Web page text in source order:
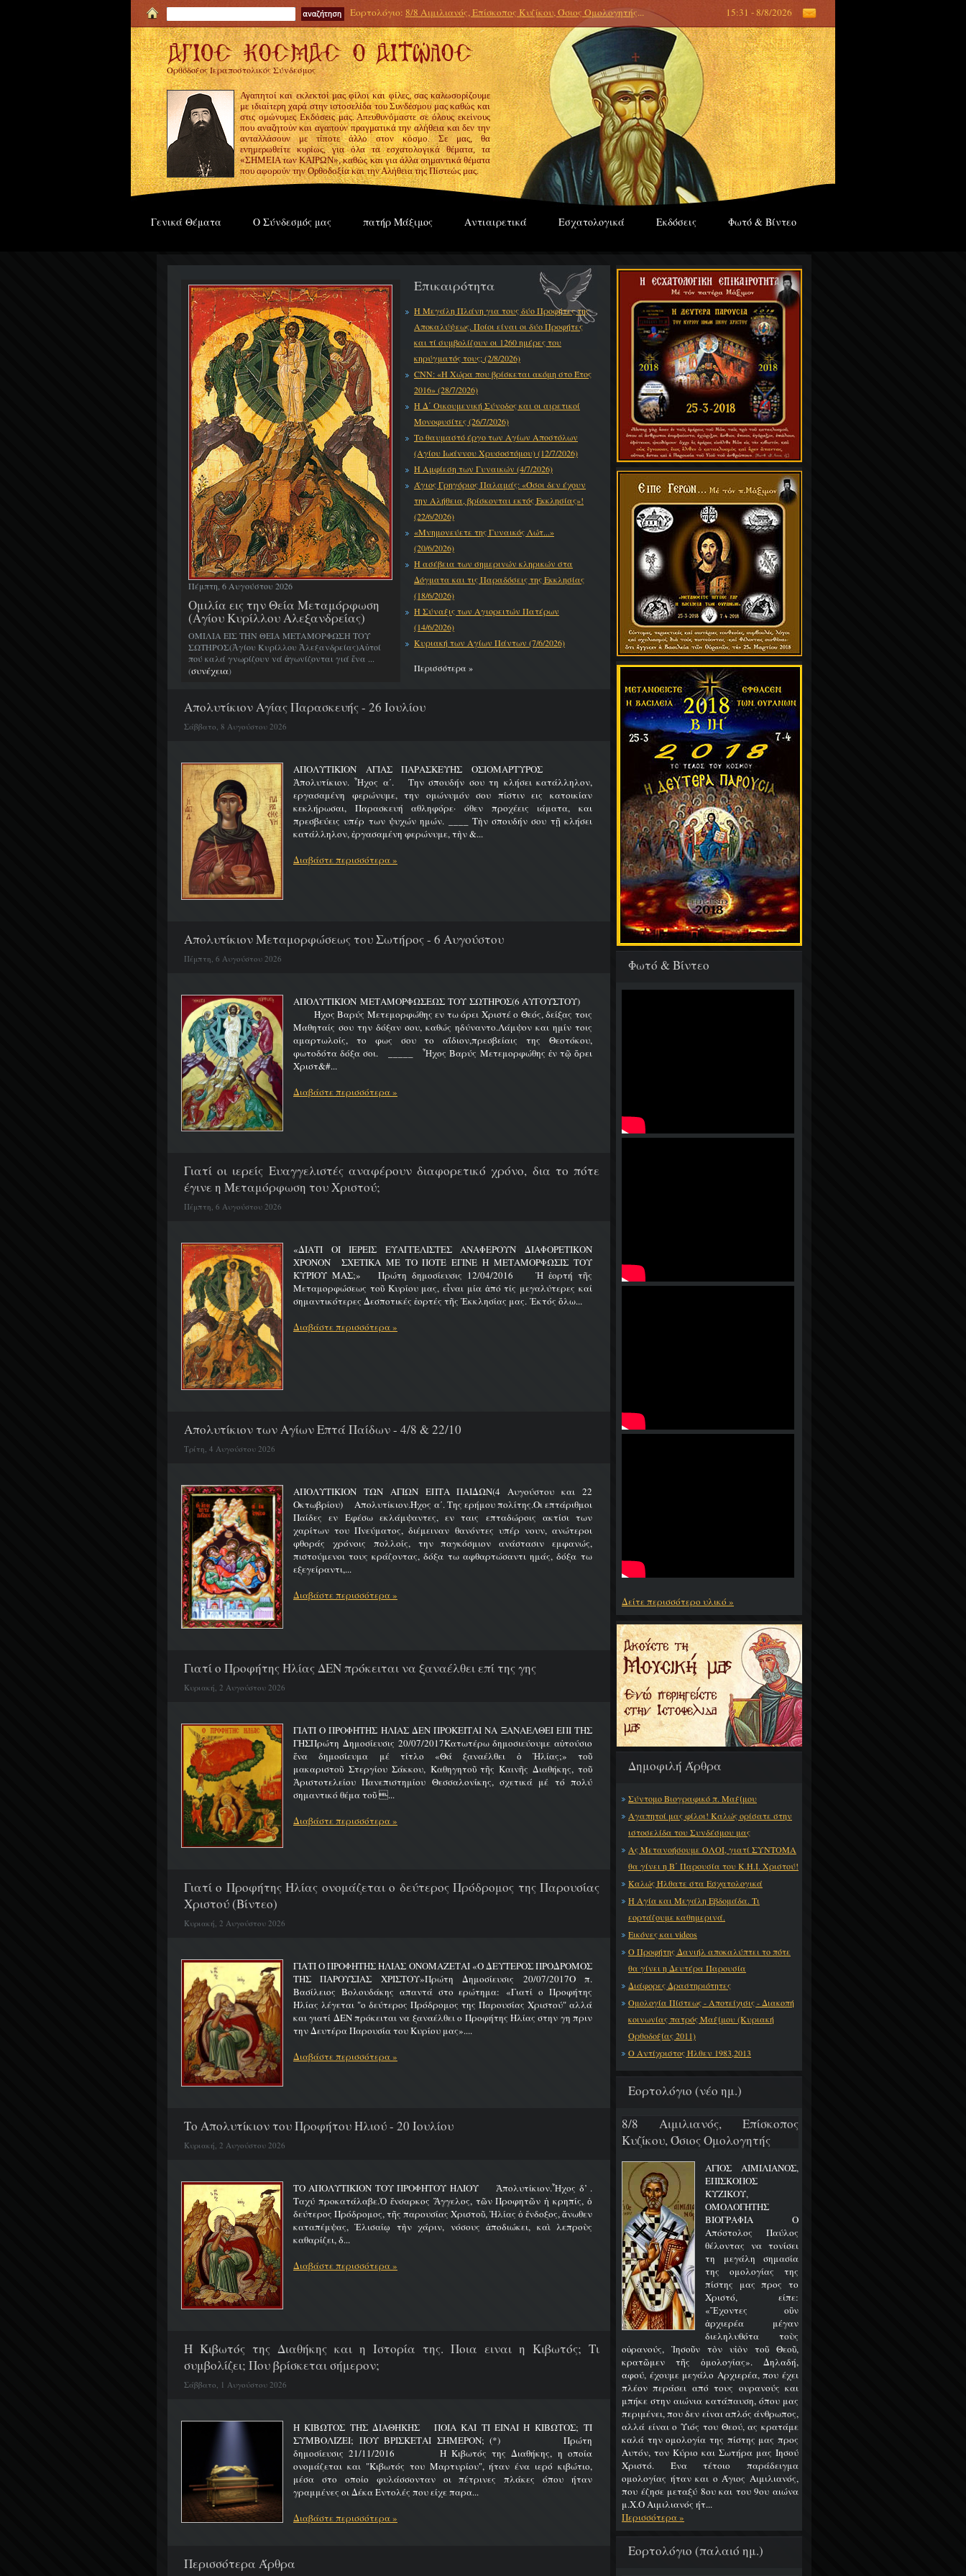
Εορτολόγιο: 8/8 Αιμιλιανός, Επίσκοπος Κυζίκου, Όσιος Ομολογητής... 15:31 - 8/8/2026
Ορθόδοξος Ιεραποστολικός Σύνδεσμος
Αγαπητοί και εκλεκτοί μας φίλοι και φίλες, σας καλωσορίζουμε
με ιδιαίτερη χαρά στην ιστοσελίδα του Συνδέσμου μας καθώς και
στις ομώνυμες Εκδόσεις μας. Απευθυνόμαστε σε όλους εκείνους
που αναζητούν και αγαπούν πραγματικά την αλήθεια και δεν την
ανταλλάσουν με τίποτε άλλο στον κόσμο. Σε μας, θα
ενημερωθείτε κυρίως, για όλα τα εσχατολογικά θέματα, τα
«ΣΗΜΕΙΑ των ΚΑΙΡΩΝ», καθώς και για άλλα σημαντικά θέματα
που αφορούν την Ορθοδοξία και την Αλήθεια της Πίστεώς μας.
Γενικά Θέματα Ο Σύνδεσμός μας πατήρ Μάξιμος Αντιαιρετικά Εσχατολογικά Εκδόσεις Φωτό & Βίντεο
Φωτό & Βίντεο
Δείτε περισσότερο υλικό »
Δημοφιλή Άρθρα
Σύντομο Βιογραφικό π. Μαξίμου
Αγαπητοί μας φίλοι! Καλώς ορίσατε στην
ιστοσελίδα του Συνδέσμου μας
Ας Μετανοήσουμε ΟΛΟΙ, γιατί ΣΥΝΤΟΜΑ
θα γίνει η Β΄ Παρουσία του Κ.Η.Ι. Χριστού!
Καλώς Ήλθατε στα Εσχατολογικά
Η Αγία και Μεγάλη Εβδομάδα. Τι
εορτάζουμε καθημερινά.
Εικόνες και videos
Ο Προφήτης Δανιήλ αποκαλύπτει το πότε
θα γίνει η Δευτέρα Παρουσία
Διάφορες Δραστηριότητες
Ομολογία Πίστεως - Αποτείχισις - Διακοπή
κοινωνίας πατρός Μαξίμου (Κυριακή
Ορθοδοξίας 2011)
Ο Αντίχριστος Ήλθεν 1983,2013
Εορτολόγιο (νέο ημ.)
8/8 Αιμιλιανός, Επίσκοπος
Κυζίκου, Όσιος Ομολογητής
ΑΓΙΟΣ ΑΙΜΙΛΙΑΝΟΣ,
ΕΠΙΣΚΟΠΟΣ
ΚΥΖΙΚΟΥ,
ΟΜΟΛΟΓΗΤΗΣ
ΒΙΟΓΡΑΦΙΑ Ο
Απόστολος Παύλος
θέλοντας να τονίσει
τη μεγάλη σημασία
της ομολογίας της
πίστης μας προς το
Χριστό, είπε:
«Ἔχοντες οὒν
ἀρχιερέα μέγαν
διεληλυθότα τοὺς
οὐρανούς, Ἰησοῦν τὸν υἱὸν τοῦ Θεοῦ,
κρατῶμεν τῆς ὁμολογίας». Δηλαδή,
αφού, έχουμε μεγάλο Αρχιερέα, που έχει
πλέον περάσει από τους ουρανούς και
μπήκε στην αιώνια κατάπαυση, όπου μας
περιμένει, που δεν είναι απλός άνθρωπος,
αλλά είναι ο Υιός του Θεού, ας κρατάμε
καλά την ομολογία της πίστης μας προς
Αυτόν, τον Κύριο και Σωτήρα μας Ιησού
Χριστό. Ένα τέτοιο παράδειγμα
ομολογίας ήταν και ο Άγιος Αιμιλιανός,
που έζησε μεταξύ 8ου και του 9ου αιώνα
μ.Χ.Ο Αιμιλιανός ήτ...
Περισσότερα »
Εορτολόγιο (παλαιό ημ.)
Πέμπτη, 6 Αυγούστου 2026
Ομιλία εις την Θεία Μεταμόρφωση
(Αγίου Κυρίλλου Αλεξανδρείας)
ΟΜΙΛΙΑ ΕΙΣ ΤΗΝ ΘΕΙΑ ΜΕΤΑΜΟΡΦΩΣΗ ΤΟΥ
ΣΩΤΗΡΟΣ(Ἁγίου Κυρίλλου Ἀλεξανδρείας)Αὐτοί
πού καλά γνωρίζουν νά ἀγωνίζονται γιά ἕνα ...
(συνέχεια)
Επικαιρότητα
Η Μεγάλη Πλάνη για τους δύο Προφήτες της
Αποκαλύψεως. Ποίοι είναι οι δύο Προφήτες
και τί συμβολίζουν οι 1260 ημέρες του
κηρύγματός τους; (2/8/2026)
CNN: «Η Χώρα που βρίσκεται ακόμη στο Έτος
2016» (28/7/2026)
Η Δ΄ Οικουμενική Σύνοδος και οι αιρετικοί
Μονοφυσίτες (26/7/2026)
Το θαυμαστό έργο των Αγίων Αποστόλων
(Αγίου Ιωάννου Χρυσοστόμου) (12/7/2026)
Η Αμφίεση των Γυναικών (4/7/2026)
Άγιος Γρηγόριος Παλαμάς: «Όσοι δεν έχουν
την Αλήθεια, βρίσκονται εκτός Εκκλησίας»!
(22/6/2026)
«Μνημονεύετε της Γυναικός Λώτ...»
(20/6/2026)
Η ασέβεια των σημερινών κληρικών στα
Δόγματα και τις Παραδόσεις της Εκκλησίας
(18/6/2026)
Η Σύναξις των Αγιορειτών Πατέρων
(14/6/2026)
Κυριακή των Αγίων Πάντων (7/6/2026)
Περισσότερα »
Απολυτίκιον Αγίας Παρασκευής - 26 Ιουλίου
Σάββατο, 8 Αυγούστου 2026
ΑΠΟΛΥΤΙΚΙΟΝ ΑΓΙΑΣ ΠΑΡΑΣΚΕΥΗΣ ΟΣΙΟΜΑΡΤΥΡΟΣ
Ἀπολυτίκιον. Ἦχος α΄. Την σπουδήν σου τη κλήσει κατάλληλον,
εργασαμένη φερώνυμε, την ομώνυμόν σου πίστιν εις κατοικίαν
κεκλήρωσαι, Παρασκευή αθληφόρε· όθεν προχέεις ιάματα, και
πρεσβεύεις υπέρ των ψυχών ημών. ____ Τὴν σπουδήν σου τῇ κλήσει
κατάλληλον, ἐργασαμένη φερώνυμε, τὴν &...
Διαβάστε περισσότερα »
Απολυτίκιον Μεταμορφώσεως του Σωτήρος - 6 Αυγούστου
Πέμπτη, 6 Αυγούστου 2026
ΑΠΟΛΥΤΙΚΙΟΝ ΜΕΤΑΜΟΡΦΩΣΕΩΣ ΤΟΥ ΣΩΤΗΡΟΣ(6 ΑΥΓΟΥΣΤΟΥ)
Ήχος Βαρύς Μετεμορφώθης εν τω όρει Χριστέ ο Θεός, δείξας τοις
Μαθηταίς σου την δόξαν σου, καθώς ηδύναντο.Λάμψον και ημίν τοις
αμαρτωλοίς, το φως σου το αΐδιον,πρεσβείαις της Θεοτόκου,
φωτοδότα δόξα σοι. _____ Ἦχος Βαρύς Μετεμορφώθης ἐν τῷ ὄρει
Χριστ&#...
Διαβάστε περισσότερα »
Γιατί οι ιερείς Ευαγγελιστές αναφέρουν διαφορετικό χρόνο, δια το πότε
έγινε η Μεταμόρφωση του Χριστού;
Πέμπτη, 6 Αυγούστου 2026
«ΔΙΑΤΙ ΟΙ ΙΕΡΕΙΣ ΕΥΑΓΓΕΛΙΣΤΕΣ ΑΝΑΦΕΡΟΥΝ ΔΙΑΦΟΡΕΤΙΚΟΝ
ΧΡΟΝΟΝ ΣΧΕΤΙΚΑ ΜΕ ΤΟ ΠΟΤΕ ΕΓΙΝΕ Η ΜΕΤΑΜΟΡΦΩΣΙΣ ΤΟΥ
ΚΥΡΙΟΥ ΜΑΣ;» Πρώτη δημοσίευσις 12/04/2016 Ἡ ἑορτή τῆς
Μεταμορφώσεως τοῦ Κυρίου μας, εἶναι μία ἀπό τίς μεγαλύτερες καί
σημαντικότερες Δεσποτικές ἑορτές τῆς Ἐκκλησίας μας. Ἐκτός ὅλω...
Διαβάστε περισσότερα »
Απολυτίκιον των Αγίων Επτά Παίδων - 4/8 & 22/10
Τρίτη, 4 Αυγούστου 2026
ΑΠΟΛΥΤΙΚΙΟΝ ΤΩΝ ΑΓΙΩΝ ΕΠΤΑ ΠΑΙΔΩΝ(4 Αυγούστου και 22
Οκτωβρίου) Απολυτίκιον.Ήχος α΄. Της ερήμου πολίτης.Οι επτάριθμοι
Παίδες εν Εφέσω εκλάμψαντες, εν ταις επταδώροις ακτίσι των
χαρίτων του Πνεύματος, διέμειναν θανόντες υπέρ νουν, ανώτεροι
φθοράς χρόνοις πολλοίς, την παγκόσμιον ανάστασιν εμφανώς,
πιστούμενοι τους κράζοντας, δόξα τω αφθαρτώσαντι ημάς, δόξα τω
εξεγείραντι,...
Διαβάστε περισσότερα »
Γιατί ο Προφήτης Ηλίας ΔΕΝ πρόκειται να ξαναέλθει επί της γης
Κυριακή, 2 Αυγούστου 2026
ΓΙΑΤΙ Ο ΠΡΟΦΗΤΗΣ ΗΛΙΑΣ ΔΕΝ ΠΡΟΚΕΙΤΑΙ ΝΑ ΞΑΝΑΕΛΘΕΙ ΕΠΙ ΤΗΣ
ΓΗΣΠρώτη Δημοσίευσις 20/07/2017Κατωτέρω δημοσιεύουμε αὐτούσιο
ἕνα δημοσίευμα μέ τίτλο «Θά ξαναέλθει ὁ Ἠλίας;» τοῦ
μακαριστοῦ Στεργίου Σάκκου, Καθηγητοῦ τῆς Καινῆς Διαθήκης, τοῦ
Ἀριστοτελείου Πανεπιστημίου Θεσσαλονίκης, σχετικά μέ τό πολύ
σημαντικό θέμα τοῦ ...
Διαβάστε περισσότερα »
Γιατί ο Προφήτης Ηλίας ονομάζεται ο δεύτερος Πρόδρομος της Παρουσίας
Χριστού (Βίντεο)
Κυριακή, 2 Αυγούστου 2026
ΓΙΑΤΙ Ο ΠΡΟΦΗΤΗΣ ΗΛΙΑΣ ΟΝΟΜΑΖΕΤΑΙ «Ο ΔΕΥΤΕΡΟΣ ΠΡΟΔΡΟΜΟΣ
ΤΗΣ ΠΑΡΟΥΣΙΑΣ ΧΡΙΣΤΟΥ»Πρώτη Δημοσίευσις 20/07/2017Ο π.
Βασίλειος Βολουδάκης απαντά στο ερώτημα: «Γιατί ο Προφήτης
Ηλίας λέγεται "ο δεύτερος Πρόδρομος της Παρουσίας Χριστού" αλλά
και γιατί ΔΕΝ πρόκειται να ξαναέλθει ο Προφήτης Ηλίας στην γη πριν
την Δευτέρα Παρουσία του Κυρίου μας»....
Διαβάστε περισσότερα »
Το Απολυτίκιον του Προφήτου Ηλιού - 20 Ιουλίου
Κυριακή, 2 Αυγούστου 2026
ΤΟ ΑΠΟΛΥΤΙΚΙΟΝ ΤΟΥ ΠΡΟΦΗΤΟΥ ΗΛΙΟΥ Ἀπολυτίκιον.Ἦχος δ’ .
Ταχύ προκατάλαβε.Ὁ ἔνσαρκος Ἄγγελος, τῶν Προφητῶν ἡ κρηπίς, ὁ
δεύτερος Πρόδρομος, τῆς παρουσίας Χριστοῦ, Ἠλίας ὁ ἔνδοξος, ἄνωθεν
καταπέμψας, Ἐλισαίῳ τὴν χάριν, νόσους ἀποδιώκει, καὶ λεπροὺς
καθαρίζει, δ...
Διαβάστε περισσότερα »
H Κιβωτός της Διαθήκης και η Ιστορία της. Ποια ειναι η Κιβωτός; Τι
συμβολίζει; Που βρίσκεται σήμερον;
Σάββατο, 1 Αυγούστου 2026
Η ΚΙΒΩΤΟΣ ΤΗΣ ΔΙΑΘΗΚΗΣ ΠΟΙΑ ΚΑΙ ΤΙ ΕΙΝΑΙ Η ΚΙΒΩΤΟΣ; ΤΙ
ΣΥΜΒΟΛΙΖΕΙ; ΠΟΥ ΒΡΙΣΚΕΤΑΙ ΣΗΜΕΡΟΝ; (*) Πρώτη
δημοσίευσις 21/11/2016 Η Κιβωτός της Διαθήκης, η οποία
ονομάζεται και "Κιβωτός του Μαρτυρίου", ήταν ένα ιερό κιβώτιο,
μέσα στο οποίο φυλάσσονταν οι πέτρινες πλάκες όπου ήταν
γραμμένες οι Δέκα Εντολές που είχε παρα...
Διαβάστε περισσότερα »
Περισσότερα Άρθρα